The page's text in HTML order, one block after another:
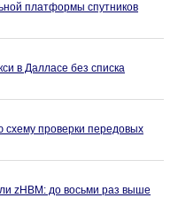
платформы спутников
в Далласе без списка
схему проверки передовых
zHBM: до восьми раз выше